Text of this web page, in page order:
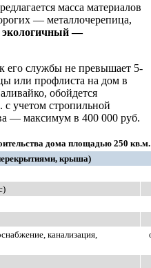
масса материалов
— металлочерепица,
—
службы не превышает 5-
или профлиста на дом в
обойдется
учетом стропильной
— максимум в 400 000 руб.
дома площадью 250 кв.м.
крыша)
канализация,